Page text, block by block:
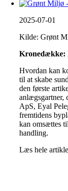
2025-07-01
Kilde: Grønt
Kronedække:
Hvordan kan
til at skabe
den første
anlægsgartner,
ApS, Eyal
fremtidens
kan omsættes
handling.
Læs hele